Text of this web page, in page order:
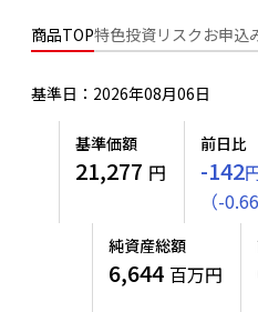
確定拠出年金について
確定拠出年金制度について
確定拠出年金での商品の選
お問い合わせ
よくあるご質問
投資の教室
サステナビリティ経営基本方針
ニッセイアセットの重要課題
サステナビリティへの取り組み
サステナビリティレポート
サステナブル投資
方針・その他開示情報
採用情報
公式キャラクターのご紹介
検索したいキーワードを入力してく
資産形成はじめるなら
商品TOP特色投資リスク お申込
基準日：2026年08月06日
基準価額
21,277 円
前日比
-142
（-0.66
純資産総額
6,644 百万円